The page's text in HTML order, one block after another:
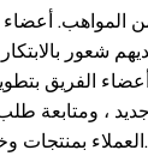
شعور
الفريق
، ومتابعة
العملاء بمنتجات وخدمات عالية الجودة.